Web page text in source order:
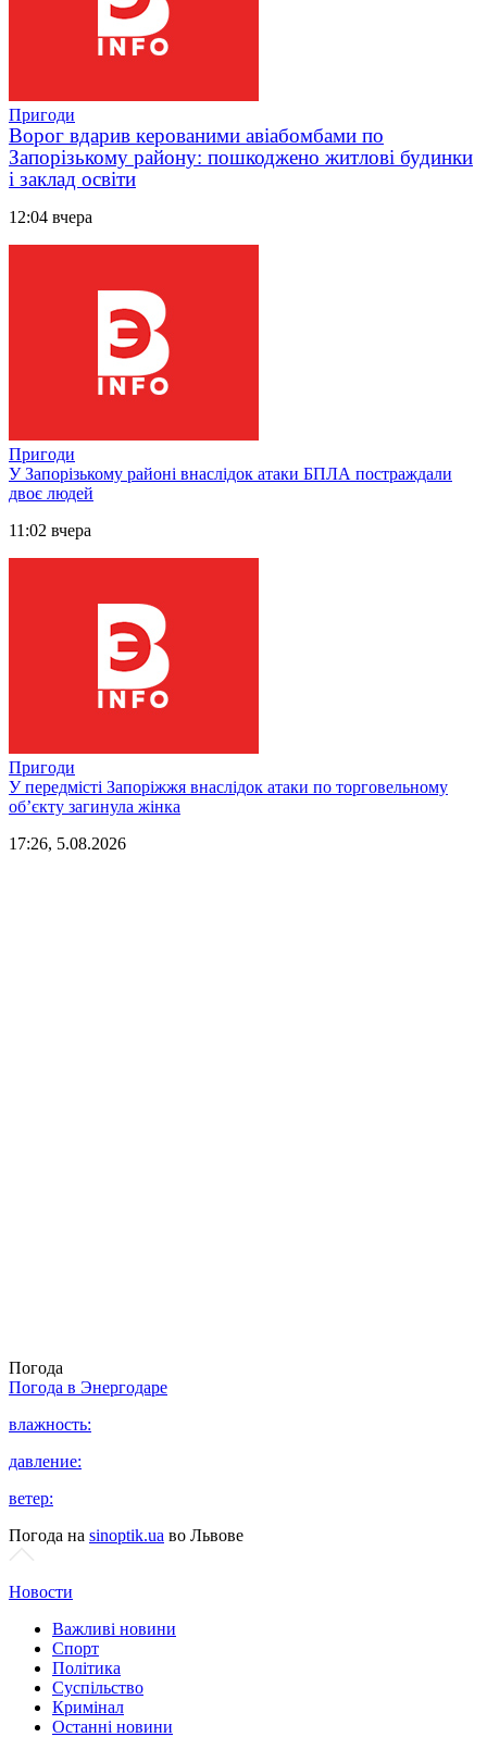
Пригоди
Ворог вдарив керованими авіабомбами по
Запорізькому району: пошкоджено житлові будинки
і заклад освіти
12:04 вчера
Пригоди
У Запорізькому районі внаслідок атаки БПЛА постраждали
двоє людей
11:02 вчера
Пригоди
У передмісті Запоріжжя внаслідок атаки по торговельному
обʼєкту загинула жінка
17:26, 5.08.2026
Погода
Погода в Энергодаре
влажность:
давление:
ветер:
Погода на sinoptik.ua во Львове
Новости
Важливі новини
Спорт
Політика
Суспільство
Кримінал
Останні новини